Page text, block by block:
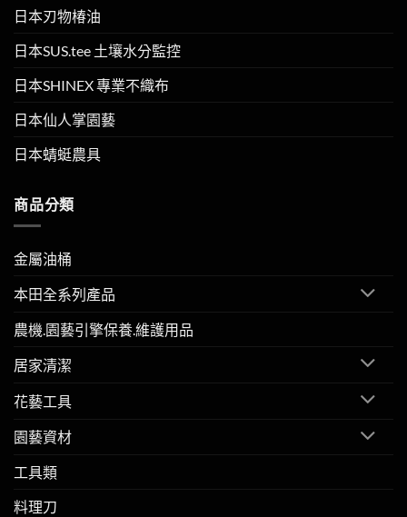
日本刃物椿油
日本SUS.tee 土壤水分監控
日本SHINEX 專業不織布
日本仙人掌園藝
日本蜻蜓農具
商品分類
金屬油桶
本田全系列產品
農機.園藝引擎保養.維護用品
居家清潔
花藝工具
園藝資材
工具類
料理刀